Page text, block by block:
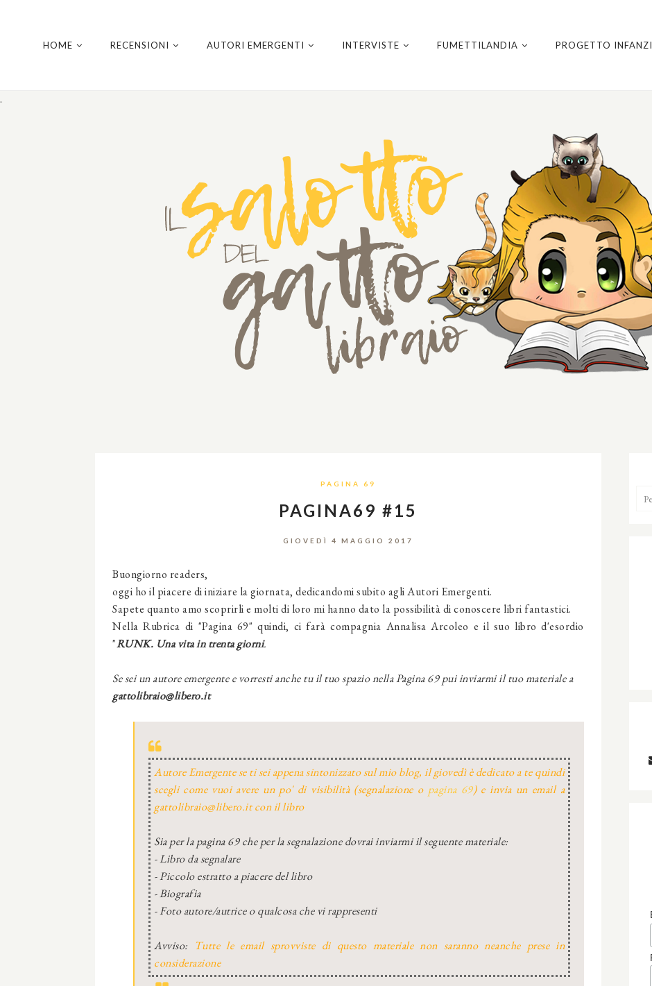
.
HOME RECENSIONI AUTORI EMERGENTI INTERVISTE FUMETTILANDIA PROGETTO
PAGINA 69
PAGINA69 #15
GIOVEDÌ 4 MAGGIO 2017
Buongiorno readers,
oggi ho il piacere di iniziare la giornata, dedicandomi subito agli Autori Emergenti.
Sapete quanto amo scoprirli e molti di loro mi hanno dato la possibilità di conoscere libri fantastici.
Nella Rubrica di "Pagina 69" quindi, ci farà compagnia Annalisa Arcoleo e il suo libro d'esordio
"RUNK. Una vita in trenta giorni.
Se sei un autore emergente e vorresti anche tu il tuo spazio nella Pagina 69 pui inviarmi il tuo materiale a
gattolibraio@libero.it
Autore Emergente se ti sei appena sintonizzato sul mio blog, il giovedì è dedicato a te quindi
scegli come vuoi avere un po' di visibilità (segnalazione o pagina 69) e invia un email a
gattolibraio@libero.it con il libro
Sia per la pagina 69 che per la segnalazione dovrai inviarmi il seguente materiale:
- Libro da segnalare
- Piccolo estratto a piacere del libro
- Biografia
- Foto autore/autrice o qualcosa che vi rappresenti
Avviso: Tutte le email sprovviste di questo materiale non saranno neanche prese in
considerazione